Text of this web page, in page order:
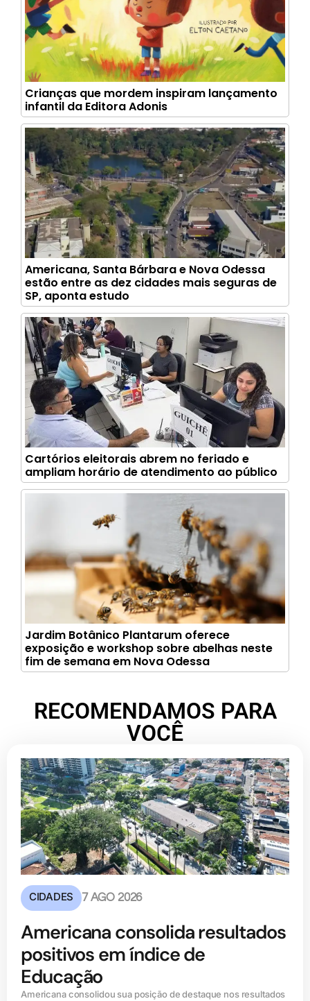
Crianças que mordem inspiram lançamento
infantil da Editora Adonis
Americana, Santa Bárbara e Nova Odessa
estão entre as dez cidades mais seguras de
SP, aponta estudo
Cartórios eleitorais abrem no feriado e
ampliam horário de atendimento ao público
Jardim Botânico Plantarum oferece
exposição e workshop sobre abelhas neste
fim de semana em Nova Odessa
RECOMENDAMOS PARA
VOCÊ
CIDADES 7 AGO 2026
Americana consolida resultados
positivos em índice de
Educação
Americana consolidou sua posição de destaque nos resultados